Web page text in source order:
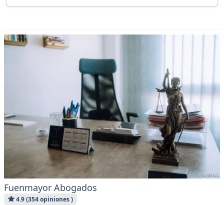
Fuenmayor Abogados
4.9 (354 opiniones )